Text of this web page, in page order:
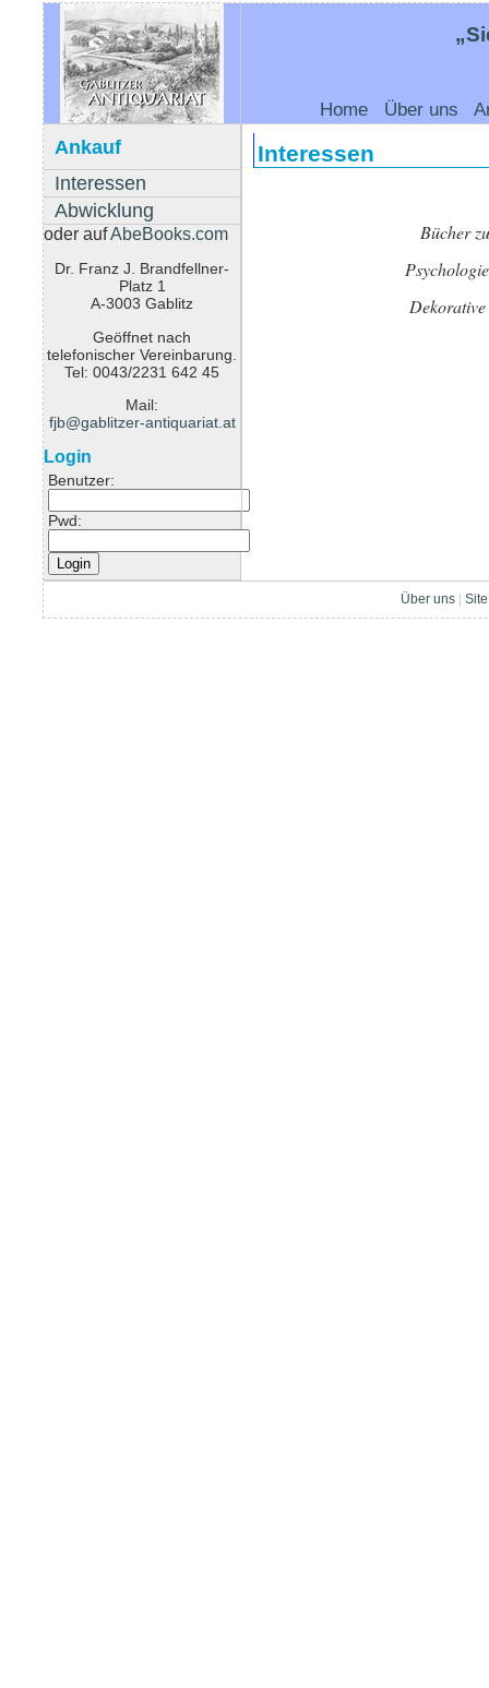
Home Über uns
Ankauf
Interessen
Abwicklung
oder aufAbeBooks.com
Dr. Franz J. Brandfellner-
Platz 1
A-3003 Gablitz
Geöffnet nach
telefonischer Vereinbarung.
Tel: 0043/2231 642 45
Mail:
fjb@gablitzer-antiquariat.at
Login
Benutzer:
Pwd:
Interessen
Bücher
Über uns|